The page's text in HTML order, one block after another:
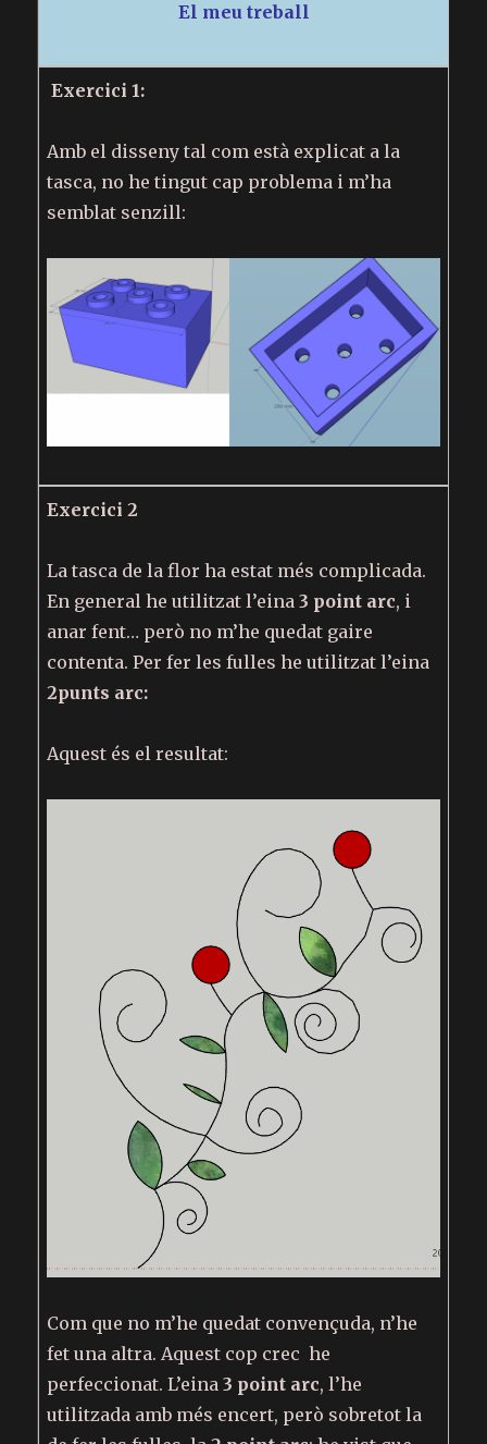
El meu treball
Exercici 1:
Amb el disseny tal com està explicat a la
tasca, no he tingut cap problema i m’ha
semblat senzill:
Exercici 2
La tasca de la flor ha estat més complicada.
En general he utilitzat l’eina3 point arc, i
anar fent… però no m’he quedat gaire
contenta. Per fer les fulles he utilitzat l’eina
2punts arc:
Aquest és el resultat:
Com que no m’he quedat convençuda, n’he
fet una altra. Aquest cop crec he
perfeccionat. L’eina3 point arc, l’he
utilitzada amb més encert, però sobretot la